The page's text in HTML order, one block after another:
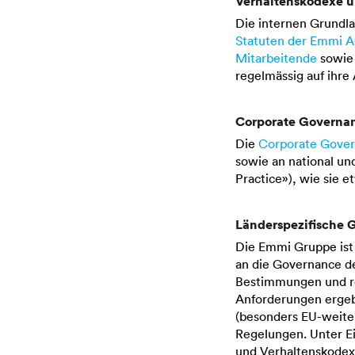
Die internen
Statuten der Emmi
Mitarbeitende
regelmässig auf
Corporate
Die Corporate
sowie an national
Practice»), wie sie
Länderspezifische
Die Emmi Gruppe
an die Governance
Bestimmungen und
Anforderungen
(besonders EU-
Regelungen. Unter
und